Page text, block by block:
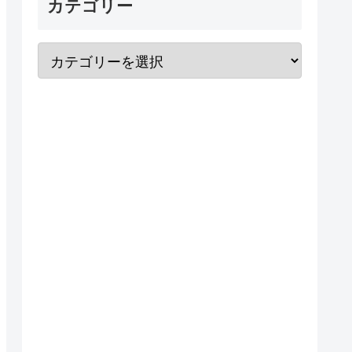
カテゴリー